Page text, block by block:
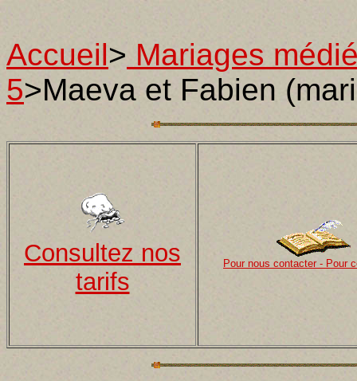
Accueil> Mariages
5>Maeva et Fabien
Consultez nos
tarifs
Pour nous contacter - Pour